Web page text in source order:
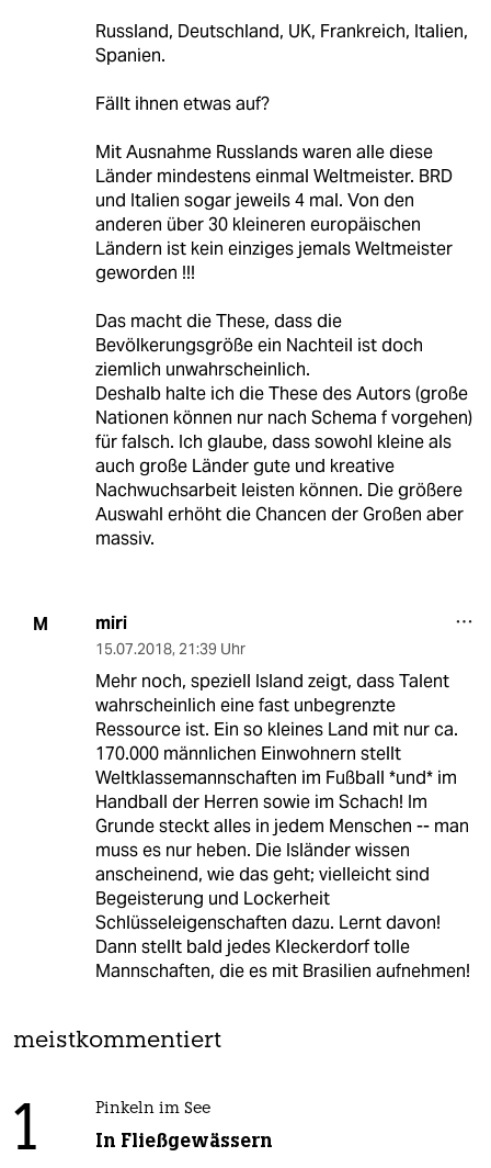
Russland, Deutschland, UK, Frankreich, Italien,
Spanien.
Fällt ihnen etwas auf?
Mit Ausnahme Russlands waren alle diese
Länder mindestens einmal Weltmeister. BRD
und Italien sogar jeweils 4 mal. Von den
anderen über 30 kleineren europäischen
Ländern ist kein einziges jemals Weltmeister
geworden !!!
Das macht die These, dass die
Bevölkerungsgröße ein Nachteil ist doch
ziemlich unwahrscheinlich.
Deshalb halte ich die These des Autors (große
Nationen können nur nach Schema f vorgehen)
für falsch. Ich glaube, dass sowohl kleine als
auch große Länder gute und kreative
Nachwuchsarbeit leisten können. Die größere
Auswahl erhöht die Chancen der Großen aber
massiv.
M miri
15.07.2018, 21:39 Uhr
Mehr noch, speziell Island zeigt, dass Talent
wahrscheinlich eine fast unbegrenzte
Ressource ist. Ein so kleines Land mit nur ca.
170.000 männlichen Einwohnern stellt
Weltklassemannschaften im Fußball *und* im
Handball der Herren sowie im Schach! Im
Grunde steckt alles in jedem Menschen -- man
muss es nur heben. Die Isländer wissen
anscheinend, wie das geht; vielleicht sind
Begeisterung und Lockerheit
Schlüsseleigenschaften dazu. Lernt davon!
Dann stellt bald jedes Kleckerdorf tolle
Mannschaften, die es mit Brasilien aufnehmen!
meistkommentiert
1 Pinkeln im See
In Fließgewässern